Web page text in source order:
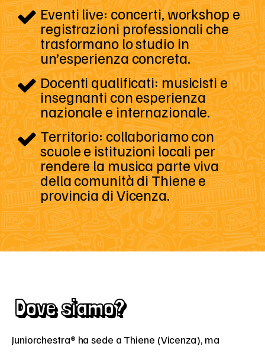
Eventi live: concerti, workshop e
registrazioni professionali che
trasformano lo studio in
un’esperienza concreta.
Docenti qualificati: musicisti e
insegnanti con esperienza
nazionale e internazionale.
Territorio: collaboriamo con
scuole e istituzioni locali per
rendere la musica parte viva
della comunità di Thiene e
provincia di Vicenza.
Dove siamo?
Juniorchestra® ha sede a Thiene (Vicenza), ma